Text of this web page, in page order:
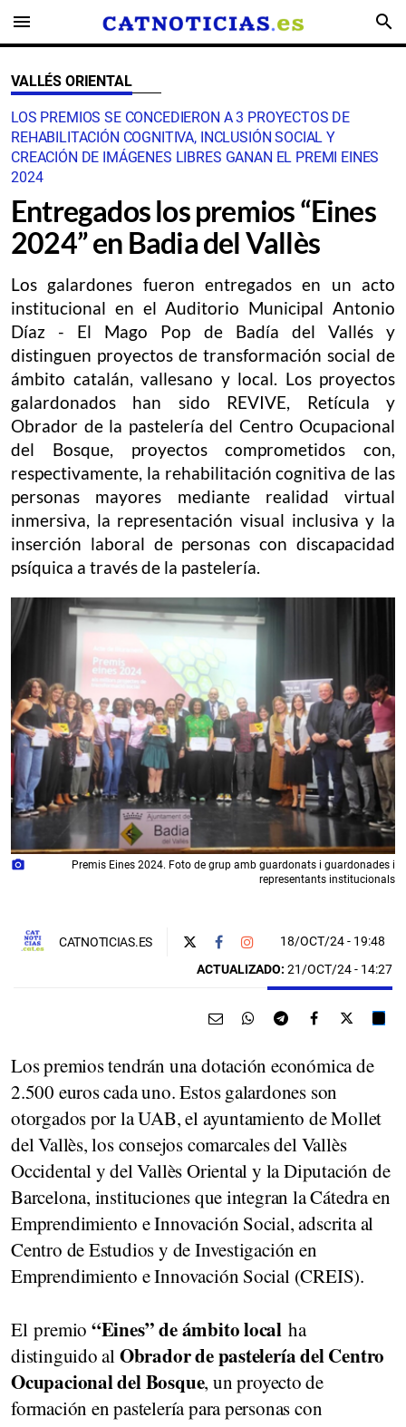
menu search
VALLÉS ORIENTAL
LOS PREMIOS SE CONCEDIERON A 3 PROYECTOS DE
REHABILITACIÓN COGNITIVA, INCLUSIÓN SOCIAL Y
CREACIÓN DE IMÁGENES LIBRES GANAN EL PREMI EINES
2024
Entregados los premios “Eines
2024” en Badia del Vallès
Los galardones fueron entregados en un acto
institucional en el Auditorio Municipal Antonio
Díaz - El Mago Pop de Badía del Vallés y
distinguen proyectos de transformación social de
ámbito catalán, vallesano y local. Los proyectos
galardonados han sido REVIVE, Retícula y
Obrador de la pastelería del Centro Ocupacional
del Bosque, proyectos comprometidos con,
respectivamente, la rehabilitación cognitiva de las
personas mayores mediante realidad virtual
inmersiva, la representación visual inclusiva y la
inserción laboral de personas con discapacidad
psíquica a través de la pastelería.
photo_camera
Premis Eines 2024. Foto de grup amb guardonats i guardonades i
representants institucionals
CATNOTICIAS.ES 18/OCT/24- 19:48
ACTUALIZADO: 21/OCT/24 - 14:27
Los premios tendrán una dotación económica de
2.500 euros cada uno. Estos galardones son
otorgados por la UAB, el ayuntamiento de Mollet
del Vallès, los consejos comarcales del Vallès
Occidental y del Vallès Oriental y la Diputación de
Barcelona, ​​instituciones que integran la Cátedra en
Emprendimiento e Innovación Social, adscrita al
Centro de Estudios y de Investigación en
Emprendimiento e Innovación Social (CREIS).
El premio “Eines” de ámbito local ha
distinguido alObrador de pastelería del Centro
Ocupacional del Bosque, un proyecto de
formación en pastelería para personas con